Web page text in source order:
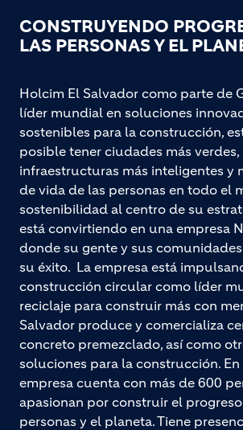
CONSTRUYENDO
LAS PERSONAS Y EL
Holcim El Salvador como parte de
líder mundial en soluciones
sostenibles para la construcción,
posible tener ciudades más verdes,
infraestructuras más inteligentes y
de vida de las personas en todo el
sostenibilidad al centro de su
está convirtiendo en una empresa
donde su gente y sus
su éxito. La empresa está
construcción circular como líder
reciclaje para construir más con
Salvador produce y comercializa
concreto premezclado, así como
soluciones para la construcción. En
empresa cuenta con más de 600
apasionan por construir el
personas y el planeta. Tiene